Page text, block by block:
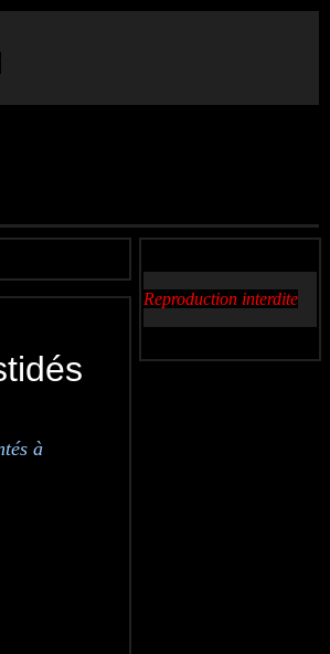
à
Reproduction interdite